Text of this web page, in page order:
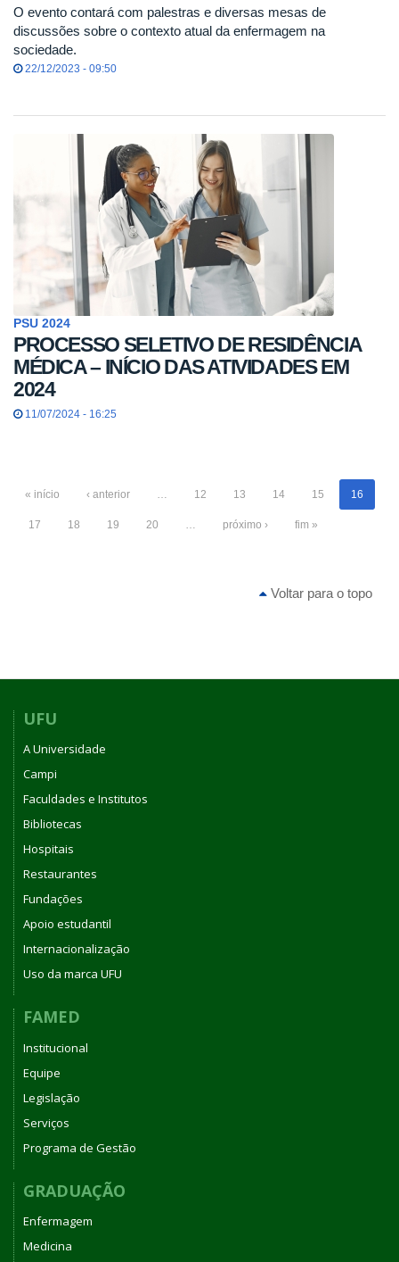
O evento contará com palestras e diversas mesas de
discussões sobre o contexto atual da enfermagem na
sociedade.
22/12/2023 - 09:50
PSU 2024
PROCESSO SELETIVO DE RESIDÊNCIA
MÉDICA – INÍCIO DAS ATIVIDADES EM
2024
11/07/2024 - 16:25
« início ‹ anterior … 12 13 14 15 16
17 18 19 20 … próximo › fim »
Voltar para o topo
UFU
A Universidade
Campi
Faculdades e Institutos
Bibliotecas
Hospitais
Restaurantes
Fundações
Apoio estudantil
Internacionalização
Uso da marca UFU
FAMED
Institucional
Equipe
Legislação
Serviços
Programa de Gestão
GRADUAÇÃO
Enfermagem
Medicina